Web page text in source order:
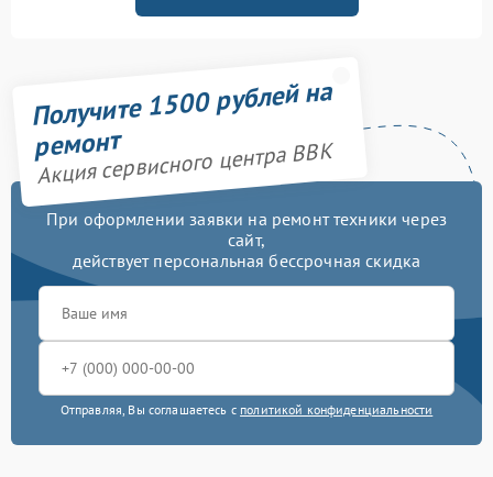
Получите 1500 рублей на
ремонт
Акция сервисного центра BBK
При оформлении заявки на ремонт техники через
сайт,
действует персональная бессрочная скидка
Отправляя, Вы соглашаетесь с политикой конфиденциальности